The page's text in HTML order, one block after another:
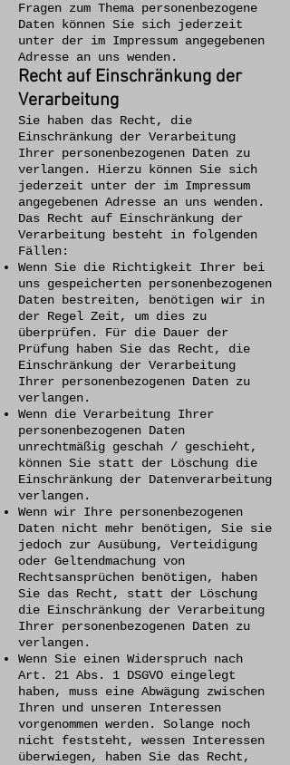
Fragen zum Thema personenbezogene
Daten können Sie sich jederzeit
unter der im Impressum angegebenen
Adresse an uns wenden.
Recht auf Einschränkung der
Verarbeitung
Sie haben das Recht, die
Einschränkung der Verarbeitung
Ihrer personenbezogenen Daten zu
verlangen. Hierzu können Sie sich
jederzeit unter der im Impressum
angegebenen Adresse an uns wenden.
Das Recht auf Einschränkung der
Verarbeitung besteht in folgenden
Fällen:
Wenn Sie die Richtigkeit Ihrer bei
uns gespeicherten personenbezogenen
Daten bestreiten, benötigen wir in
der Regel Zeit, um dies zu
überprüfen. Für die Dauer der
Prüfung haben Sie das Recht, die
Einschränkung der Verarbeitung
Ihrer personenbezogenen Daten zu
verlangen.
Wenn die Verarbeitung Ihrer
personenbezogenen Daten
unrechtmäßig geschah / geschieht,
können Sie statt der Löschung die
Einschränkung der Datenverarbeitung
verlangen.
Wenn wir Ihre personenbezogenen
Daten nicht mehr benötigen, Sie sie
jedoch zur Ausübung, Verteidigung
oder Geltendmachung von
Rechtsansprüchen benötigen, haben
Sie das Recht, statt der Löschung
die Einschränkung der Verarbeitung
Ihrer personenbezogenen Daten zu
verlangen.
Wenn Sie einen Widerspruch nach
Art. 21 Abs. 1 DSGVO eingelegt
haben, muss eine Abwägung zwischen
Ihren und unseren Interessen
vorgenommen werden. Solange noch
nicht feststeht, wessen Interessen
überwiegen, haben Sie das Recht,